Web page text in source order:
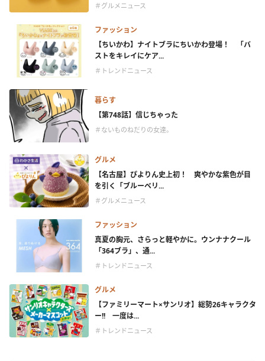
＃グルメニュース
ファッション
【ちいかわ】ナイトブラにちいかわ登場！ 「バ
ストをキレイにケア...
＃トレンドニュース
暮らす
【第748話】信じちゃった
＃ないものねだりの女達。
グルメ
【名古屋】ぴよりん史上初！ 爽やかな紫色が目
を引く「ブルーベリ...
＃グルメニュース
ファッション
真夏の胸元、さらっと軽やかに。ウンナナクール
「364ブラ」、通...
＃トレンドニュース
グルメ
【ファミリーマート×サンリオ】総勢26キャラクタ
ー!! 一度は...
＃トレンドニュース